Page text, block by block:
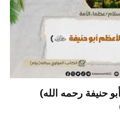
حنيفة رحمه الله)